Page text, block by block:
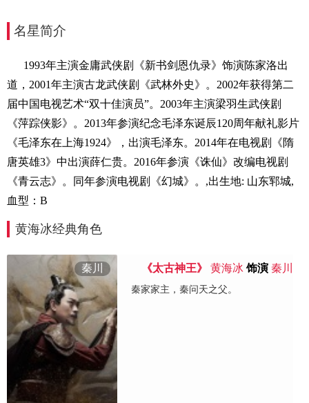
名星简介
1993年主演金庸武侠剧《新书剑恩仇录》饰演陈家洛出
道，2001年主演古龙武侠剧《武林外史》。2002年获得第二
届中国电视艺术“双十佳演员”。2003年主演梁羽生武侠剧
《萍踪侠影》。2013年参演纪念毛泽东诞辰120周年献礼影片
《毛泽东在上海1924》，出演毛泽东。2014年在电视剧《隋
唐英雄3》中出演薛仁贵。2016年参演《诛仙》改编电视剧
《青云志》。同年参演电视剧《幻城》。,出生地: 山东郓城,
血型：B
黄海冰经典角色
秦川 《太古神王》 黄海冰 饰演 秦川
秦家家主，秦问天之父。